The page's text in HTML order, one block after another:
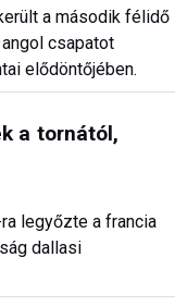
a második félidő
csapatot
elődöntőjében.
a tornától,
legyőzte a francia
dallasi